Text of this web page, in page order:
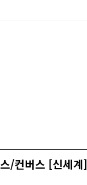
/컨버스 [신세계]